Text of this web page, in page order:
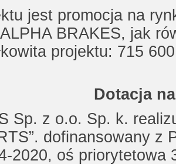
jest promocja na
BRAKES, jak
projektu: 715
Dotacja
Sp. z o.o. Sp. k.
dofinansowany z
2020, oś priorytetowa